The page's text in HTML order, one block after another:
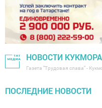
НОВОСТИ КУКМОРА
Газета "Трудовая слава" -
ПОСЛЕДНИЕ НОВОСТИ